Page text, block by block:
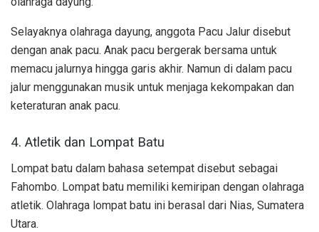
Selayaknya olahraga dayung, anggota Pacu Jalur disebut
dengan anak pacu. Anak pacu bergerak bersama untuk
memacu jalurnya hingga garis akhir. Namun di dalam pacu
jalur menggunakan musik untuk menjaga kekompakan dan
keteraturan anak pacu.
4. Atletik dan Lompat Batu
Lompat batu dalam bahasa setempat disebut sebagai
Fahombo. Lompat batu memiliki kemiripan dengan olahraga
atletik. Olahraga lompat batu ini berasal dari Nias, Sumatera
Utara.